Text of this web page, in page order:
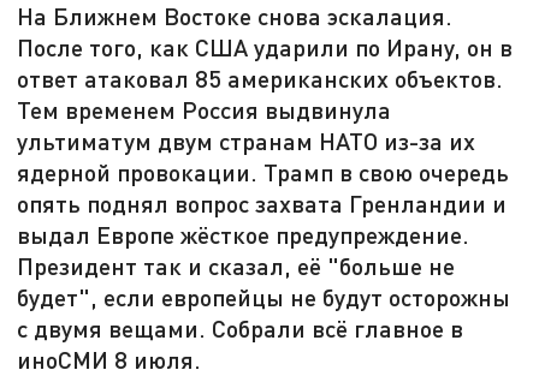
На Ближнем Востоке снова эскалация.
После того, как США ударили по Ирану, он в
ответ атаковал 85 американских объектов.
Тем временем Россия выдвинула
ультиматум двум странам НАТО из-за их
ядерной провокации. Трамп в свою очередь
опять поднял вопрос захвата Гренландии и
выдал Европе жёсткое предупреждение.
Президент так и сказал, её "больше не
будет", если европейцы не будут осторожны
с двумя вещами. Собрали всё главное в
иноСМИ 8 июля.